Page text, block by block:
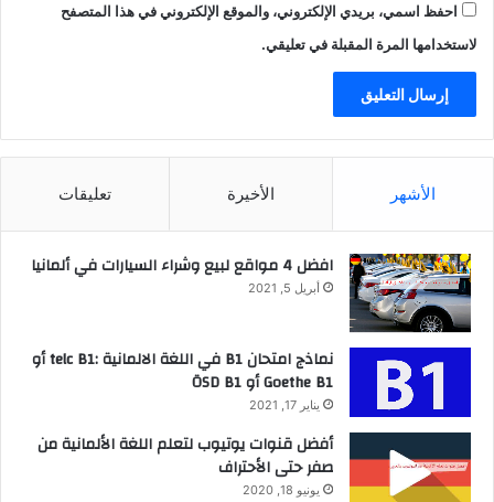
احفظ اسمي، بريدي الإلكتروني، والموقع الإلكتروني في هذا المتصفح
لاستخدامها المرة المقبلة في تعليقي.
الأشهر الأخيرة تعليقات
افضل 4 مواقع لبيع وشراء السيارات في ألمانيا
أبريل 5, 2021
نماذج امتحان B1 في اللغة الالمانية :telc B1 أو
Goethe B1 أو ÖSD B1
يناير 17, 2021
أفضل قنوات يوتيوب لتعلم اللغة الألمانية من
صفر حتى الأحتراف
يونيو 18, 2020